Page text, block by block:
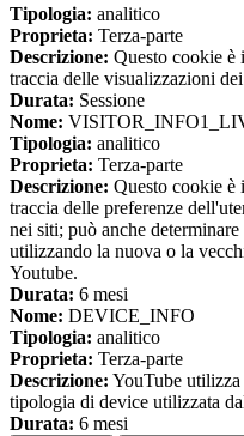
Tipologia: analitico
Proprieta: Terza-parte
Descrizione: Questo cookie è
traccia delle visualizzazioni
Durata: Sessione
Nome:
Tipologia: analitico
Proprieta: Terza-parte
Descrizione: Questo cookie è
traccia delle preferenze
nei siti; può anche
utilizzando la nuova o la
Youtube.
Durata: 6 mesi
Nome: DEVICE_INFO
Tipologia: analitico
Proprieta: Terza-parte
Descrizione: YouTube
tipologia di device utilizzata
Durata: 6 mesi